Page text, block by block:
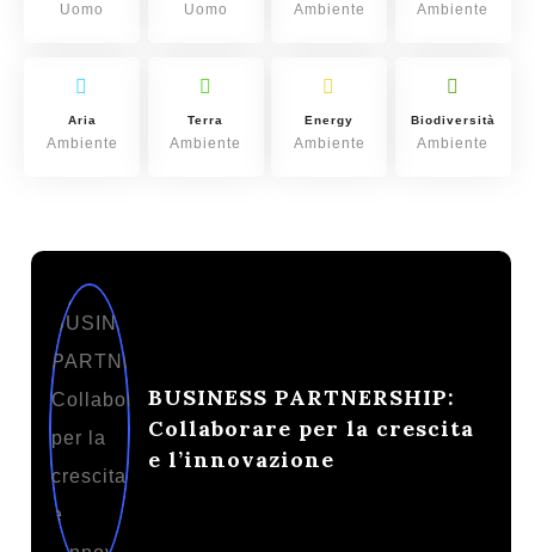
Uomo Uomo Ambiente Ambiente
Aria
Ambiente
Terra
Ambiente
Energy
Ambiente
Biodiversità
Ambiente
BUSINESS PARTNERSHIP:
Collaborare per la crescita
e l’innovazione